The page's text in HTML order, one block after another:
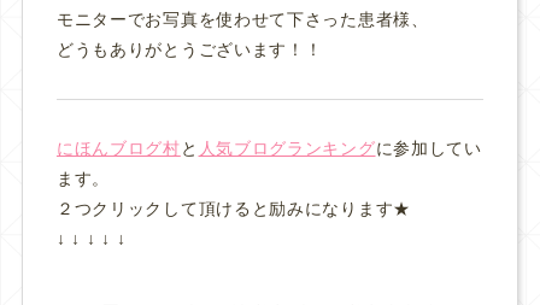
モニターでお写真を使わせて下さった患者様、
どうもありがとうございます！！
にほんブログ村と 人気ブログランキングに参加してい
ます。
２つクリックして頂けると励みになります★
↓ ↓ ↓ ↓ ↓